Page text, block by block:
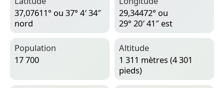
37,07611° ou 37° 4′ 34″
nord
29,34472° ou
29° 20′ 41″ est
Population
17 700
Altitude
1 311 mètres (4 301
pieds)